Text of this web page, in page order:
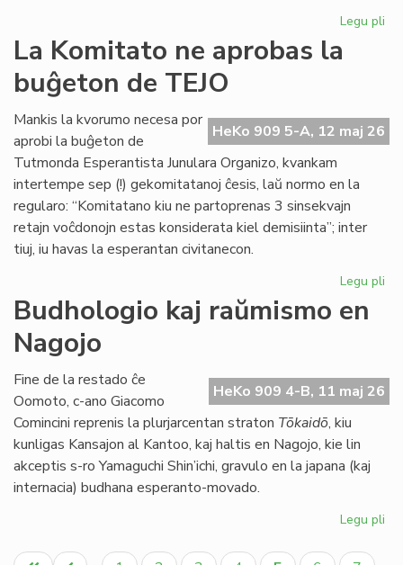
Legu pli
La Komitato ne aprobas la
buĝeton de TEJO
HeKo 909 5-A, 12 maj 26
Mankis la kvorumo necesa por
aprobi la buĝeton de
Tutmonda Esperantista Junulara Organizo, kvankam
intertempe sep (!) gekomitatanoj ĉesis, laŭ normo en la
regularo: “Komitatano kiu ne partoprenas 3 sinsekvajn
retajn voĉdonojn estas konsiderata kiel demisiinta”; inter
tiuj, iu havas la esperantan civitanecon.
Legu pli
la
Budhologio kaj raŭmismo en
Nagojo
HeKo 909 4-B, 11 maj 26
Fine de la restado ĉe
Oomoto, c-ano Giacomo
Comincini reprenis la plurjarcentan straton Tōkaidō, kiu
kunligas Kansajon al Kantoo, kaj haltis en Nagojo, kie lin
akceptis s-ro Yamaguchi Shin’ichi, gravulo en la japana (kaj
internacia) budhana esperanto-movado.
Legu pli
Pagination